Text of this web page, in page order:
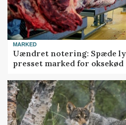
MARKED
Uændret notering: Spæde
presset marked for oksekød